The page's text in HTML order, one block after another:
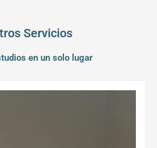
Servicios
en un solo lugar